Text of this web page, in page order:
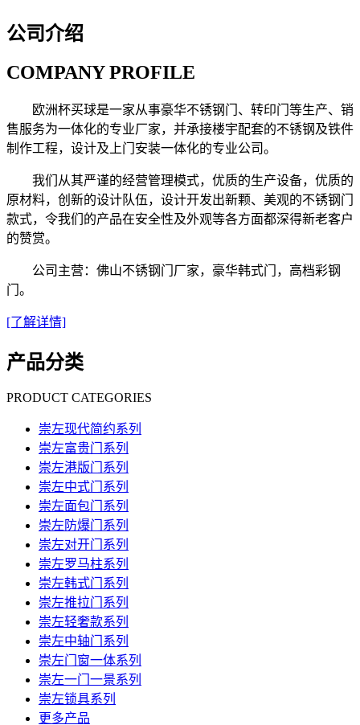
公司介绍
COMPANY PROFILE
欧洲杯买球是一家从事豪华不锈钢门、转印门等生产、销
售服务为一体化的专业厂家，并承接楼宇配套的不锈钢及铁件
制作工程，设计及上门安装一体化的专业公司。
我们从其严谨的经营管理模式，优质的生产设备，优质的
原材料，创新的设计队伍，设计开发出新颗、美观的不锈钢门
款式，令我们的产品在安全性及外观等各方面都深得新老客户
的赞赏。
公司主营：佛山不锈钢门厂家，豪华韩式门，高档彩钢
门。
[了解详情]
产品分类
PRODUCT CATEGORIES
崇左现代简约系列
崇左富贵门系列
崇左港版门系列
崇左中式门系列
崇左面包门系列
崇左防爆门系列
崇左对开门系列
崇左罗马柱系列
崇左韩式门系列
崇左推拉门系列
崇左轻奢款系列
崇左中轴门系列
崇左门窗一体系列
崇左一门一景系列
崇左锁具系列
更多产品